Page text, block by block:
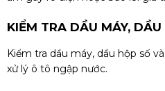
KIỂM TRA DẦU MÁY,
Kiểm tra dầu máy, dầu hộp số
xử lý ô tô ngập nước.